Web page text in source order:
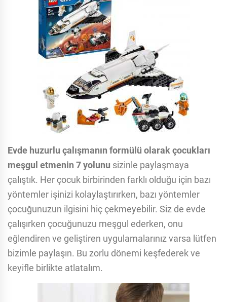
Evde huzurlu çalışmanın formülü olarak çocukları
meşgul etmenin 7 yolunu sizinle paylaşmaya
çalıştık. Her çocuk birbirinden farklı olduğu için bazı
yöntemler işinizi kolaylaştırırken, bazı yöntemler
çocuğunuzun ilgisini hiç çekmeyebilir. Siz de evde
çalışırken çocuğunuzu meşgul ederken, onu
eğlendiren ve geliştiren uygulamalarınız varsa lütfen
bizimle paylaşın. Bu zorlu dönemi keşfederek ve
keyifle birlikte atlatalım.